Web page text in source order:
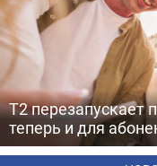
Т2 перезапускает
теперь и для